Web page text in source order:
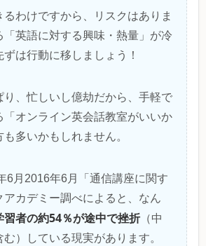
わけですから、リスクはありま
「英語に対する興味・熱量」が冷
は行動に移しましょう！
り、忙しいし億劫だから、手軽で
「オンライン英会話教室がいいか
多いかもしれません。
6月2016年6月「通信講座に関す
アカデミー調べによると、なん
習者の約54％が途中で挫折 （中
）している現実があります。